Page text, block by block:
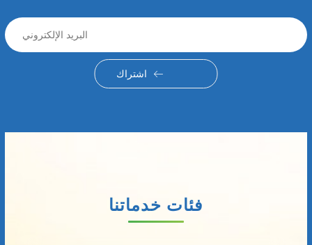
اشتراك
فئات خدماتنا